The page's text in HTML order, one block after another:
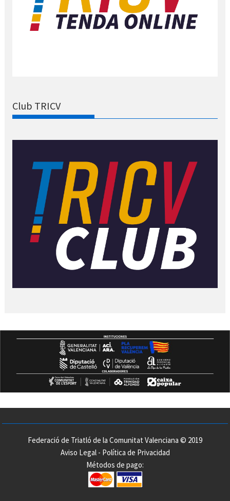
Club TRICV
Federació de Triatló de la Comunitat Valenciana © 2019
Aviso Legal- Política de Privacidad
Métodos de pago: